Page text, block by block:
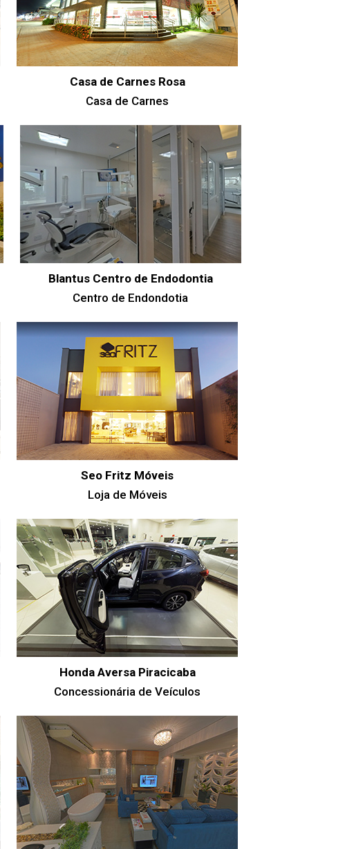
Casa de Carnes Rosa
Casa de Carnes
Blantus Centro de Endodontia
Centro de Endondotia
Seo Fritz Móveis
Loja de Móveis
Honda Aversa Piracicaba
Concessionária de Veículos